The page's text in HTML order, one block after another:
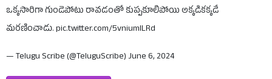
ఒక్కసారిగా గుండెపోటు రావడంతో కుప్పకూలిపోయి అక్కడికక్కడే
మరణించాడు.pic.twitter.com/5vniumlLRd
— Telugu Scribe (@TeluguScribe)June 6, 2024